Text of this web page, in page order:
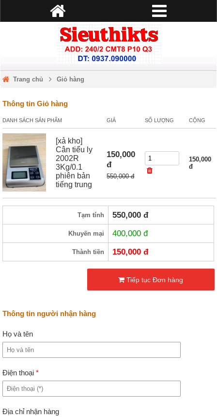
Trang chủ Giỏ hàng
Thông tin Giỏ hàng
DANH SÁCH SẢN PHẨM GIÁ SỐ LƯỢNG CỘNG
[xả kho]
Cân tiểu ly
2002R
3Kg/0.1
phiên bản
tiếng trung
150,000
đ
550,000 đ
150,000
đ
Tạm tính 550,000 đ
Khuyến mại 400,000 đ
Thành tiền 150,000 đ
Tiếp tục Đơn hàng
Thông tin người nhận hàng
Họ và tên
Điện thoại*
Địa chỉ nhận hàng